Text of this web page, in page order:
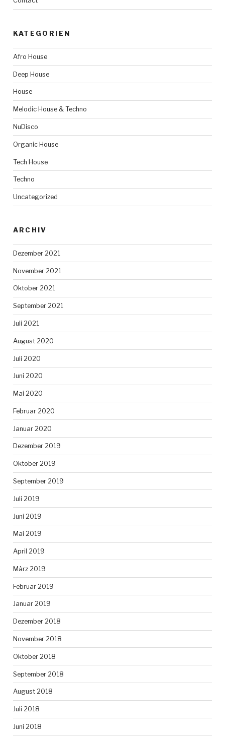
KATEGORIEN
Afro House
Deep House
House
Melodic House & Techno
NuDisco
Organic House
Tech House
Techno
Uncategorized
ARCHIV
Dezember 2021
November 2021
Oktober 2021
September 2021
Juli 2021
August 2020
Juli 2020
Juni 2020
Mai 2020
Februar 2020
Januar 2020
Dezember 2019
Oktober 2019
September 2019
Juli 2019
Juni 2019
Mai 2019
April 2019
März 2019
Februar 2019
Januar 2019
Dezember 2018
November 2018
Oktober 2018
September 2018
August 2018
Juli 2018
Juni 2018